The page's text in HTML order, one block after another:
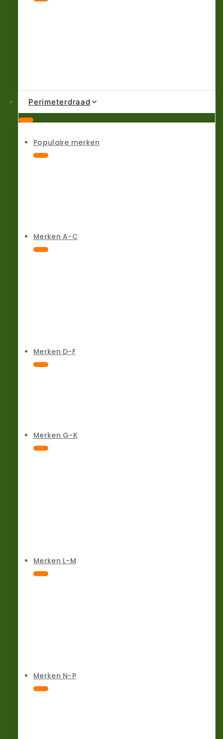
Perimeterdraad
Populaire merken
Merken A-C
Merken D-F
Merken G-K
Merken L-M
Merken N-P